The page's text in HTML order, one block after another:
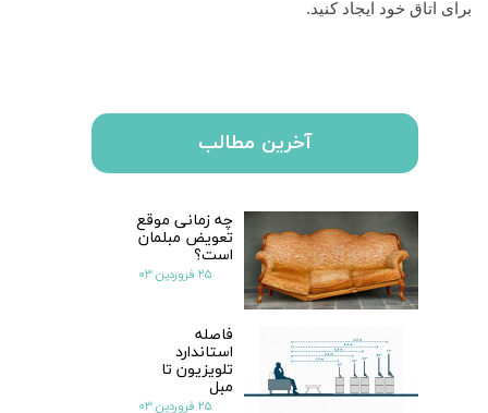
برای اتاق خود ایجاد کنید.
آخرین مطالب
چه زمانی موقع
تعویض مبلمان
است؟
۲۵ فروردین ۰۳
فاصله
استاندارد
تلویزیون تا
مبل
۲۵ فروردین ۰۳